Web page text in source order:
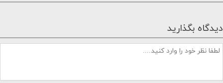
دیدگاه بگذارید